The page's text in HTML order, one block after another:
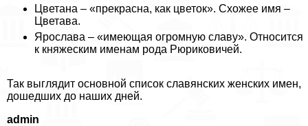
Цветана – «прекрасна, как цветок». Схожее имя –
Цветава.
Ярослава – «имеющая огромную славу». Относится
к княжеским именам рода Рюриковичей.
Так выглядит основной список славянских женских имен,
дошедших до наших дней.
admin